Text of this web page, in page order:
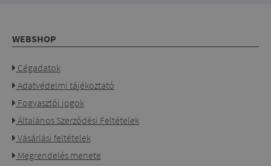
WEBSHOP
Cégadatok
Adatvédelmi tájékoztató
Fogyasztói jogok
Általános Szerződési Feltételek
Vásárlási feltételek
Megrendelés menete